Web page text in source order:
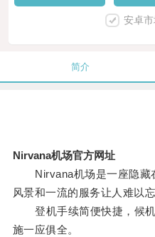
安卓
简介
Nirvana机场官方网址
Nirvana机场是一座隐藏
风景和一流的服务让人难以忘
登机手续简便快捷，候机
施一应俱全。